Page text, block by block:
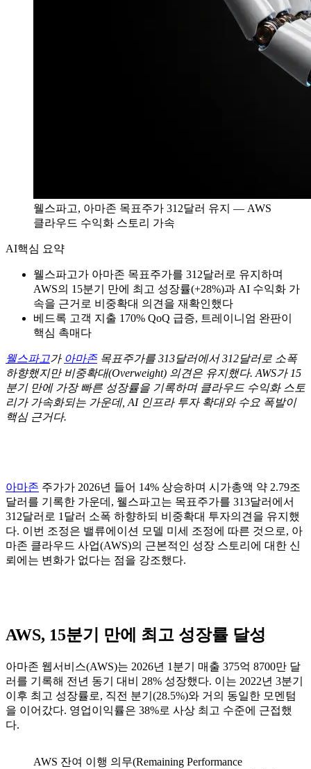
웰스파고, 아마존 목표주가 312달러 유지 — AWS
클라우드 수익화 스토리 가속
AI핵심 요약
웰스파고가 아마존 목표주가를 312달러로 유지하며
AWS의 15분기 만에 최고 성장률(+28%)과 AI 수익화 가
속을 근거로 비중확대 의견을 재확인했다
베드록 고객 지출 170% QoQ 급증, 트레이니엄 완판이
핵심 촉매다
웰스파고가 아마존목표주가를 313달러에서 312달러로 소폭
하향했지만 비중확대(Overweight) 의견은 유지했다. AWS가 15
분기 만에 가장 빠른 성장률을 기록하며 클라우드 수익화 스토
리가 가속화되는 가운데, AI 인프라 투자 확대와 수요 폭발이
핵심 근거다.
아마존 주가가 2026년 들어 14% 상승하며 시가총액 약 2.79조
달러를 기록한 가운데, 웰스파고는 목표주가를 313달러에서
312달러로 1달러 소폭 하향하되 비중확대 투자의견을 유지했
다. 이번 조정은 밸류에이션 모델 미세 조정에 따른 것으로, 아
마존 클라우드 사업(AWS)의 근본적인 성장 스토리에 대한 신
뢰에는 변화가 없다는 점을 강조했다.
AWS, 15분기 만에 최고 성장률 달성
아마존 웹서비스(AWS)는 2026년 1분기 매출 375억 8700만 달
러를 기록해 전년 동기 대비 28% 성장했다. 이는 2022년 3분기
이후 최고 성장률로, 직전 분기(28.5%)와 거의 동일한 모멘텀
을 이어갔다. 영업이익률은 38%로 사상 최고 수준에 근접했
다.
AWS 잔여 이행 의무(Remaining Performance